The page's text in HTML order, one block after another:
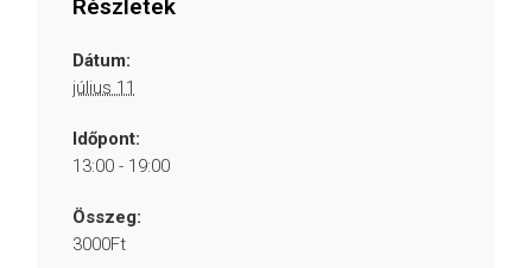
Részletek
Dátum:
július 11
Időpont:
13:00 - 19:00
Összeg:
3000Ft